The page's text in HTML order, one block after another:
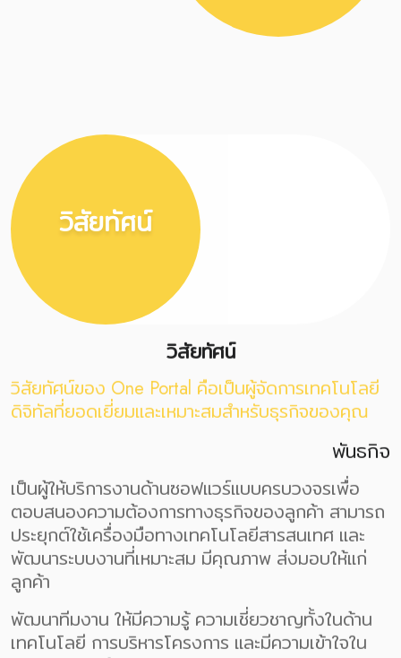
วิสัยทัศน์
วิสัยทัศน์
วิสัยทัศน์ของ One Portal คือเป็นผู้จัดการเทคโนโลยี
ดิจิทัลที่ยอดเยี่ยมและเหมาะสมสำหรับธุรกิจของคุณ
พันธกิจ
เป็นผู้ให้บริการงานด้านซอฟแวร์แบบครบวงจรเพื่อ
ตอบสนองความต้องการทางธุรกิจของลูกค้า สามารถ
ประยุกต์ใช้เครื่องมือทางเทคโนโลยีสารสนเทศ และ
พัฒนาระบบงานที่เหมาะสม มีคุณภาพ ส่งมอบให้แก่
ลูกค้า
พัฒนาทีมงาน ให้มีความรู้ ความเชี่ยวชาญทั้งในด้าน
เทคโนโลยี การบริหารโครงการ และมีความเข้าใจใน